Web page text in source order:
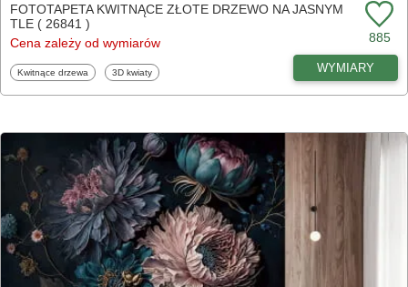
FOTOTAPETA KWITNĄCE ZŁOTE DRZEWO NA JASNYM
TLE ( 26841 )
Cena zależy od wymiarów
885
Fototapety
Kwitnące drzewa Fototapety
3D kwiaty WYMIARY